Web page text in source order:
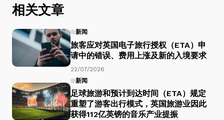
相关文章
新闻
旅客应对英国电子旅行授权（ETA）申
请中的错误、费用上涨及新的入境要求
22/07/2026
新闻
足球旅游和预计到达时间（ETA）规定
重塑了游客出行模式，英国旅游业因此
获得112亿英镑的音乐产业提振